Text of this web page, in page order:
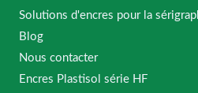
Solutions d'encres pour la
Blog
Nous contacter
Encres Plastisol série HF